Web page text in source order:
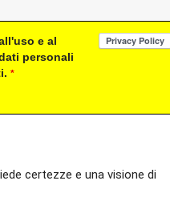
e al
personali
*
certezze e una visione di